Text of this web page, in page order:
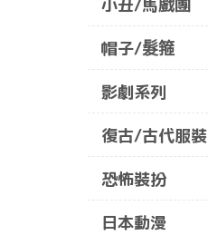
小丑/馬戲團
帽子/髮箍
影劇系列
復古/古代服裝
恐怖裝扮
日本動漫